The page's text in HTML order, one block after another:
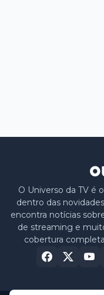
O Universo da TV é
dentro das
encontra notícias
de streaming e
cobertura